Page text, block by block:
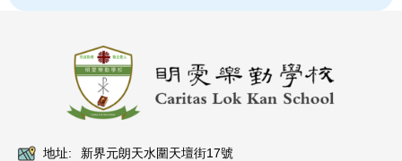
地址: 新界元朗天水圍天壇街17號